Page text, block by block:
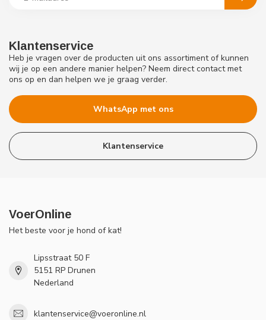
Klantenservice
Heb je vragen over de producten uit ons assortiment of kunnen
wij je op een andere manier helpen? Neem direct contact met
ons op en dan helpen we je graag verder.
WhatsApp met ons
Klantenservice
VoerOnline
Het beste voor je hond of kat!
Lipsstraat 50 F
5151 RP Drunen
Nederland
klantenservice@voeronline.nl